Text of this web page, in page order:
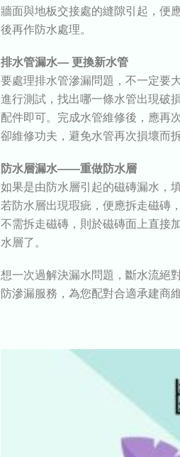
牆面與地板交接處的縫隙引起，便
後再作防水處理。
排水管漏水— 更換新水管
要處理排水管滲漏問題，不一定要
進行測試，找出哪一條水管出現破
配件即可。完成水管維修後，應再
卻維修功夫，避免水管再次損壞而
防水層漏水——重做防水層
如果是由防水層引起的磁磚漏水，
若防水層出現瑕疵，便應拆走磁磚
不需拆走磁磚，則於磁磚面上直接
水層了。
想一次過解決漏水問題，斷水流絕
防滲漏服務，為您配對合適承建商維